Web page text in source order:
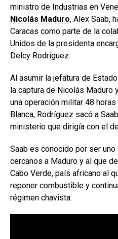
ministro de Industrias en
Nicolás Maduro, Alex Saab,
Caracas como parte de la
Unidos de la presidenta
Delcy Rodríguez.
Al asumir la jefatura de
la captura de Nicolás Maduro
una operación militar 48
Blanca, Rodríguez sacó a
ministerio que dirigía con el
Saab es conocido por ser
cercanos a Maduro y al que
Cabo Verde, país africano al
reponer combustible y
régimen chavista.